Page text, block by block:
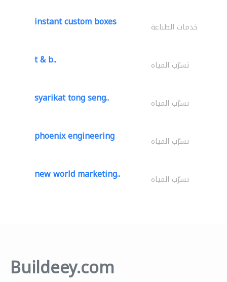
instant custom boxes خدمات الطباعة
t & b.. تسرّب المياه
syarikat tong seng.. تسرّب المياه
phoenix engineering تسرّب المياه
new world marketing.. تسرّب المياه
Buildeey.com